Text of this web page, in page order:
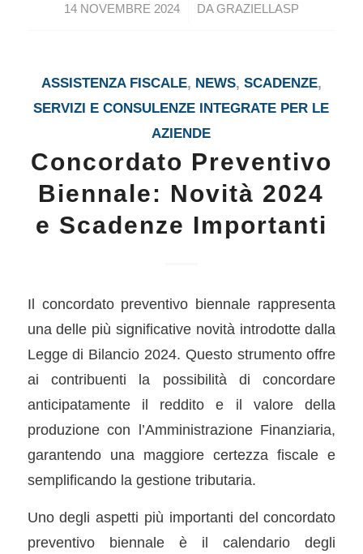
14 NOVEMBRE 2024
/ DAGRAZIELLASP
ASSISTENZA FISCALE, NEWS, SCADENZE,
SERVIZI E CONSULENZE INTEGRATE PER LE
AZIENDE
Concordato Preventivo
Biennale: Novità 2024
e Scadenze Importanti
Il concordato preventivo biennale rappresenta
una delle più significative novità introdotte dalla
Legge di Bilancio 2024. Questo strumento offre
ai contribuenti la possibilità di concordare
anticipatamente il reddito e il valore della
produzione con l’Amministrazione Finanziaria,
garantendo una maggiore certezza fiscale e
semplificando la gestione tributaria.
Uno degli aspetti più importanti del concordato
preventivo biennale è il calendario degli